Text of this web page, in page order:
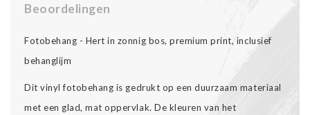
Beoordelingen
Fotobehang - Hert in zonnig bos, premium print, inclusief
behanglijm
Dit vinyl fotobehang is gedrukt op een duurzaam materiaal
met een glad, mat oppervlak. De kleuren van het